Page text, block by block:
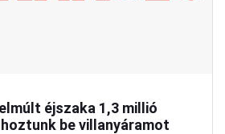
éjszaka 1,3 millió
be villanyáramot